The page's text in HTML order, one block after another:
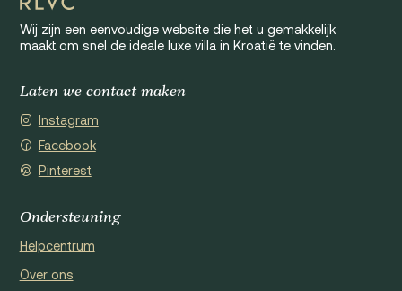
Wij zijn een eenvoudige website die het u gemakkelijk
maakt om snel de ideale luxe villa in Kroatië te vinden.
Laten we contact maken
Instagram
Facebook
Pinterest
Ondersteuning
Helpcentrum
Over ons